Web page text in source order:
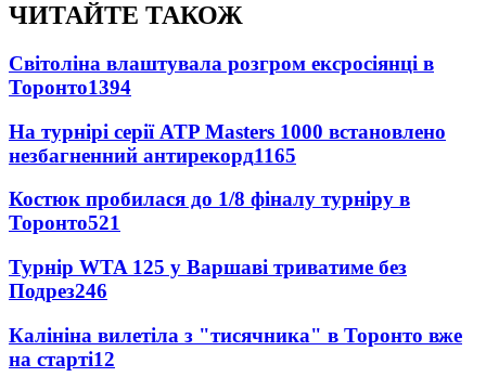
ЧИТАЙТЕ ТАКОЖ
Світоліна влаштувала розгром ексросіянці в
Торонто1394
На турнірі серії ATP Masters 1000 встановлено
незбагненний антирекорд1165
Костюк пробилася до 1/8 фіналу турніру в
Торонто521
Турнір WTA 125 у Варшаві триватиме без
Подрез246
Калініна вилетіла з "тисячника" в Торонто вже
на старті12